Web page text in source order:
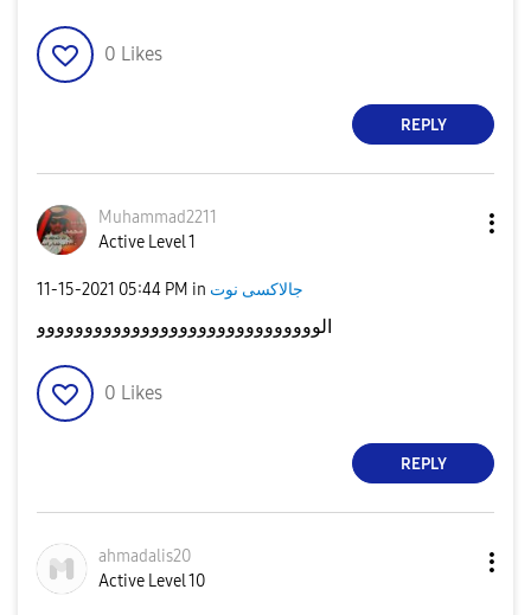
0 Likes
REPLY
Muhammad2211
Active Level 1
‎11-15-2021 05:44 PM in جالاكسى نوت
الوووووووووووووووووووووووووووووو
0 Likes
REPLY
ahmadalis20
Active Level 10